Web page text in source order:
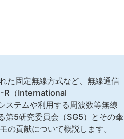
た固定無線方式など、無線通信
R（International
テムや利用する周波数等無線
第5研究委員会（SG5）とその傘
貢献について概説します。